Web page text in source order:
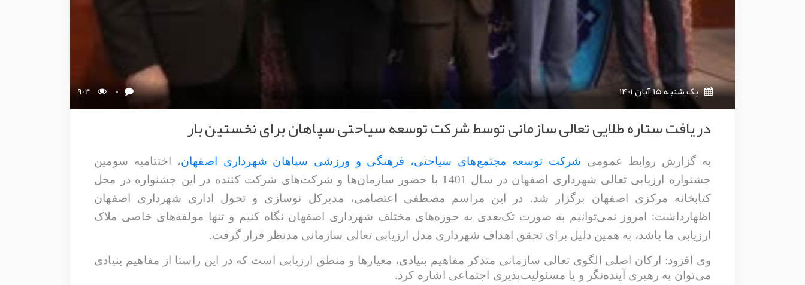
یک شنبه 15 آبان 1401 903 0
دریافت ستاره طلایی تعالی سازمانی توسط شرکت توسعه سیاحتی سپاهان برای نخستین بار
به گزارش روابط عمومی شرکت توسعه مجتمع‌های سیاحتی، فرهنگی و ورزشی سپاهان شهرداری اصفهان، اختتامیه سومین
جشنواره ارزیابی تعالی شهرداری اصفهان در سال 1401 با حضور سازمان‌ها و شرکت‌های شرکت کننده در این جشنواره در محل
کتابخانه مرکزی اصفهان برگزار شد. در این مراسم مصطفی اعتصامی، مدیرکل نوسازی و تحول اداری شهرداری اصفهان
اظهارداشت: امروز نمی‌توانیم به صورت تک‌بعدی به حوزه‌های مختلف شهرداری اصفهان نگاه کنیم و تنها مولفه‌های خاصی ملاک
ارزیابی ما باشد، به همین دلیل برای تحقق اهداف شهرداری مدل ارزیابی تعالی سازمانی مدنظر قرار گرفت.
وی افزود: ارکان اصلی الگوی تعالی سازمانی متذکر
مفاهیم بنیادی، معیارها و منطق ارزیابی است که در این راستا از مفاهیم بنیادی
می‌توان به رهبری آینده‌نگر و یا مسئولیت‌پذیری اجتماعی اشاره کرد.